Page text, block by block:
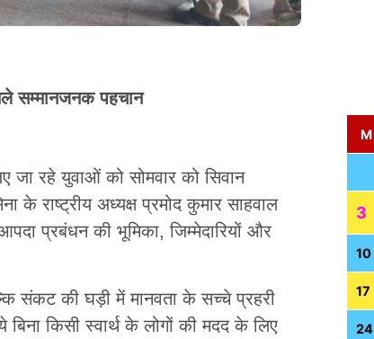
सम्मानजनक पहचान
जा रहे युवाओं को सोमवार को सिवान
के राष्ट्रीय अध्यक्ष प्रमोद कुमार साहवाल
प्रबंधन की भूमिका, जिम्मेदारियों और
संकट की घड़ी में मानवता के सच्चे प्रहरी
किसी स्वार्थ के लोगों की मदद के लिए
M
3
10
17
24